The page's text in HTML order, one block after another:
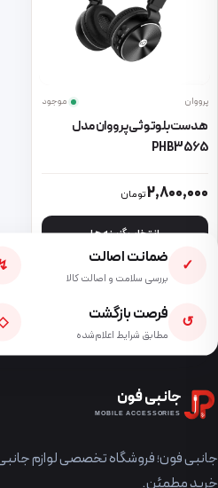
پرووان موجود
هدست بلوتوثی پرووان مدل
PHB3565
2,800,000تومان
انتخاب گزینه ها
این محصول دارای انواع مختلفی می
✓ ضمانت اصالت
بررسی سلامت و اصالت کالا
↺ فرصت بازگشت
مطابق شرایط اعلام‌شده
جانبی فون
MOBILE ACCESSORIES
جانبی فون؛ فروشگاه تخصصی لوازم
خرید مطمئن.